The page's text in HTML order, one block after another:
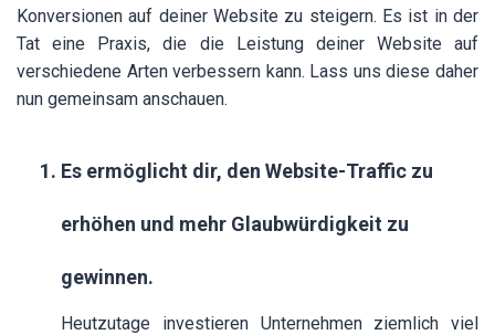
Konversionen auf deiner Website zu steigern. Es ist in der
Tat eine Praxis, die die Leistung deiner Website auf
verschiedene Arten verbessern kann. Lass uns diese daher
nun gemeinsam anschauen.
Es ermöglicht dir, den Website-Traffic zu
erhöhen und mehr Glaubwürdigkeit zu
gewinnen.
Heutzutage investieren Unternehmen ziemlich viel